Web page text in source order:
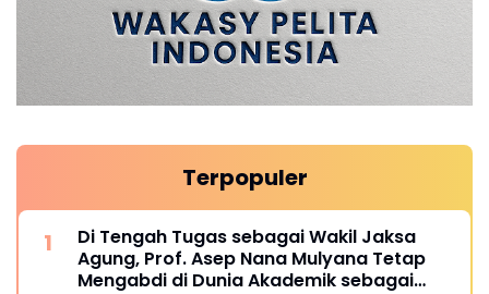
Terpopuler
Di Tengah Tugas sebagai Wakil Jaksa
Agung, Prof. Asep Nana Mulyana Tetap
Mengabdi di Dunia Akademik sebagai